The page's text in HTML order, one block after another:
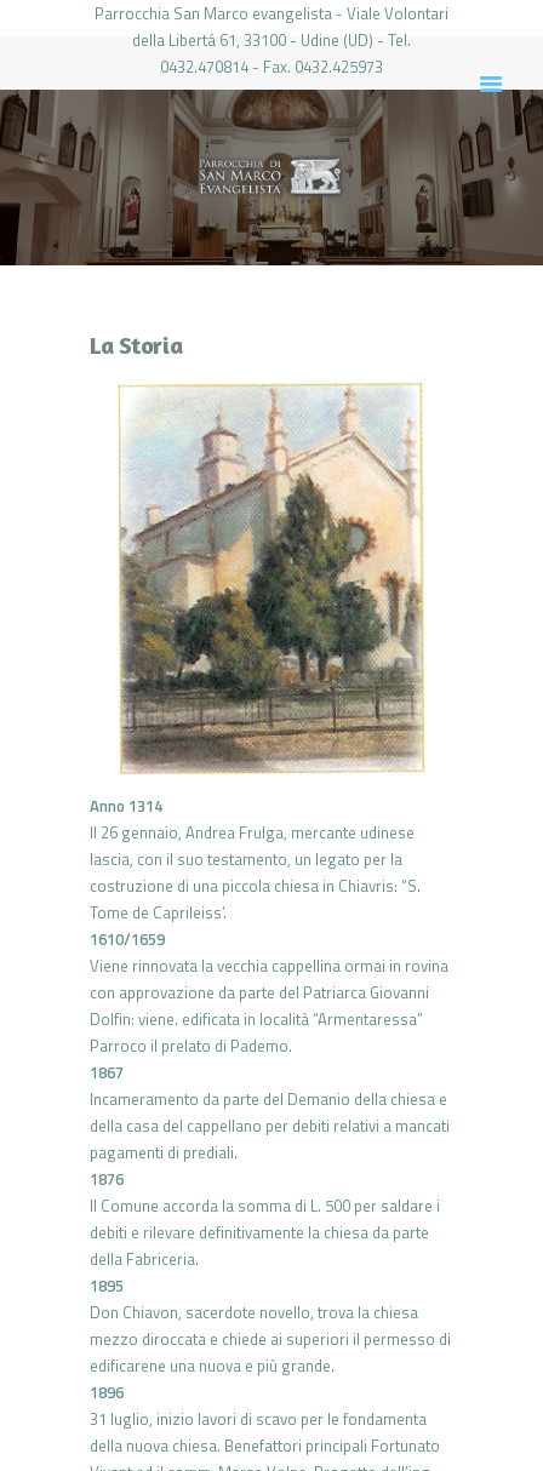
Parrocchia San Marco evangelista - Viale Volontari
della Libertá 61, 33100 - Udine (UD) - Tel.
0432.470814 - Fax. 0432.425973
PARROCCHIA DI SAN MARCO UDINE
HOME
LA PARROCCHIA
IL PARROCO
LE ATTIVITÀ
PIERABECH
FOTO E VIDEO
CONTATTI
LOGIN
La Storia
Anno 1314
Il 26 gennaio, Andrea Frulga, mercante udinese
lascia, con il suo testamento, un legato per la
costruzione di una piccola chiesa in Chiavris: “S.
Tome de Caprileiss’.
1610/1659
Viene rinnovata la vecchia cappellina ormai in rovina
con approvazione da parte del Patriarca Giovanni
Dolfin: viene. edificata in località “Armentaressa”
Parroco il prelato di Pademo.
1867
Incameramento da parte del Demanio della chiesa e
della casa del cappellano per debiti relativi a mancati
pagamenti di prediali.
1876
Il Comune accorda la somma di L. 500 per saldare i
debiti e rilevare definitivamente la chiesa da parte
della Fabriceria.
1895
Don Chiavon, sacerdote novello, trova la chiesa
mezzo diroccata e chiede ai superiori il permesso di
edificarene una nuova e più grande.
1896
31 luglio, inizio lavori di scavo per le fondamenta
della nuova chiesa. Benefattori principali Fortunato